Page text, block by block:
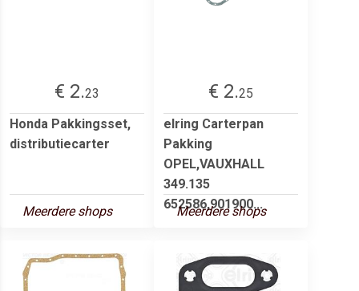
€ 2.23
Honda Pakkingsset,
distributiecarter
Meerdere shops
€ 2.25
elring Carterpan
Pakking
OPEL,VAUXHALL
349.135
652586,901900...
Meerdere shops